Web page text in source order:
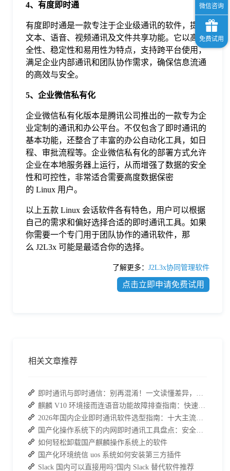
4、有度即时通
有度即时通是一款专注于企业级通讯的软件，提供
文本、语音、视频通讯及文件共享功能。它以高安
全性、稳定性和易用性为特点，支持跨平台使用，
满足企业内部通讯和团队协作需求，确保信息流通
的高效与安全。
5、企业微信私有化
企业微信私有化版本是腾讯公司推出的一款专为企
业定制的通讯和办公平台。不仅包含了即时通讯的
基本功能，还整合了丰富的办公自动化工具，如日
程、审批流程等。企业微信私有化的部署方式允许
企业在本地服务器上运行，从而增强了数据的安全
性和可控性，非常适合需要高度数据保密
的 Linux 用户。
以上五款 Linux 会话软件各有特色，用户可以根据
自己的需求和偏好选择合适的即时通讯工具。如果
你需要一个专门用于团队协作的通讯软件，那
么 J2L3x 可能是最适合你的选择。
了解更多： J2L3x协同管理软件
点击立即申请免费试用
相关文章推荐
即时通讯与即时通信：别再混淆！一文读懂差异，接而连适配企业协作需求
麒麟 V10 环境接而连语音功能故障排查指南：快速恢复高效协作
2026年国内企业即时通讯软件选型指南：十大主流平台深度盘点
国产化操作系统下的内网即时通讯工具盘点：安全与高效的双重亮点
如何轻松卸载国产麒麟操作系统上的软件
国产化环境统信 uos 系统如何安装第三方插件
Slack 国内可以直接用吗?国内 Slack 替代软件推荐